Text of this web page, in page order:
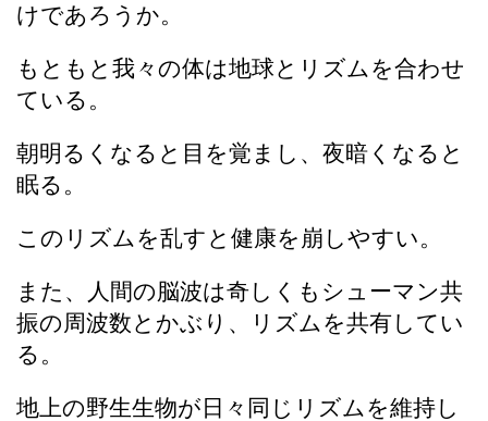
けであろうか。
もともと我々の体は地球とリズムを合わせ
ている。
朝明るくなると目を覚まし、夜暗くなると
眠る。
このリズムを乱すと健康を崩しやすい。
また、人間の脳波は奇しくもシューマン共
振の周波数とかぶり、リズムを共有してい
る。
地上の野生生物が日々同じリズムを維持し